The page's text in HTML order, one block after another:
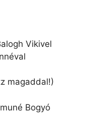
Vikivel
magaddal!)
Bogyó